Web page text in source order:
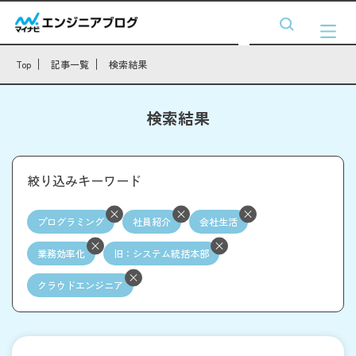
Top 記事一覧 検索結果
検索結果
絞り込みキーワード
プログラミング 社員紹介 会社生活
業務効率化 旧：システム統括本部
クラウドエンジニア